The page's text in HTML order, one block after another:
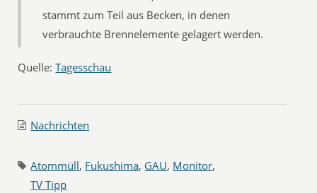
stammt zum Teil aus Becken, in denen
verbrauchte Brennelemente gelagert werden.
Quelle:Tagesschau
Nachrichten
Atommüll, Fukushima, GAU, Monitor,
TV Tipp